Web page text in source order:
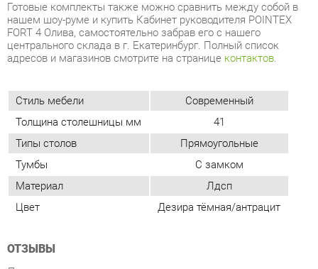
Стиль мебели
Современный
Толщина столешницы мм
41
Тумбы
С замком
Материал
Лдсп
Цвет Дезира тёмная/антрацит
ОТЗЫВЫ
Пока нет отзывов, поделитесь первым своим мнением.